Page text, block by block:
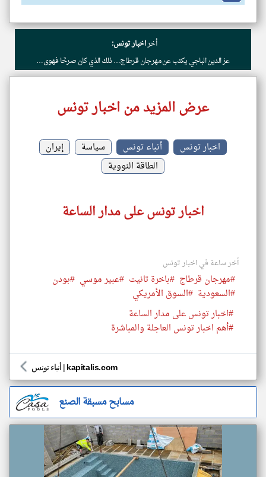
أخراخبار تونس:
عز الدين الباجي يكتب عن مهرجان قرطاج… ذلك الذي كان صرحًا فهوى…
عرض المزيد من اخبار تونس
اخبار تونس أنباء تونس سياسة
إيران
الطاقة النووية
اخبار تونس على مدار الساعة
أخر ساعة في اخبار تونس
#مهرجان قرطاج #باخرة تانيت #عبير موسي #بودن
#السعودية #السوق الأمريكي
#اخبار تونس على مدار الساعة
#أهم اخبار تونس العاجلة والمباشرة
أنباء تونس | kapitalis.com
مسابح مسبقة الصنع